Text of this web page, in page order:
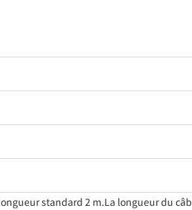
standard 2 m.La longueur du